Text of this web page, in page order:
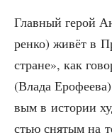
Глав­ный герой
рен­ко) живёт в
стране», как
(Вла­да
вым в исто­рии
стью сня­тым на